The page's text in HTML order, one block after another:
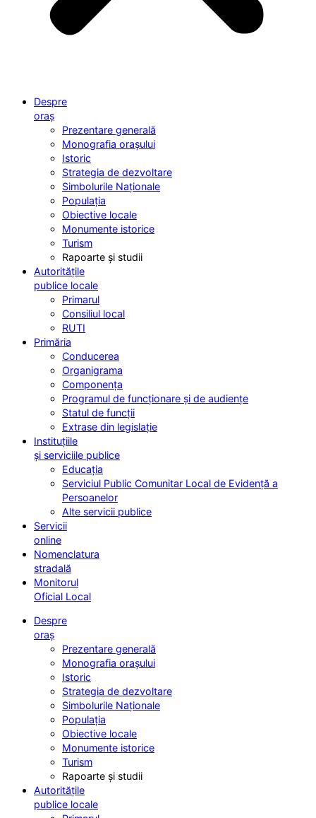
Despre
oraș
Prezentare generală
Monografia orașului
Istoric
Strategia de dezvoltare
Simbolurile Naționale
Populația
Obiective locale
Monumente istorice
Turism
Rapoarte și studii
Autoritățile
publice locale
Primarul
Consiliul local
RUTI
Primăria
Conducerea
Organigrama
Componența
Programul de funcționare și de audiențe
Statul de funcții
Extrase din legislație
Instituțiile
și serviciile publice
Educația
Serviciul Public Comunitar Local de Evidență a
Persoanelor
Alte servicii publice
Servicii
online
Nomenclatura
stradală
Monitorul
Oficial Local
Despre
oraș
Prezentare generală
Monografia orașului
Istoric
Strategia de dezvoltare
Simbolurile Naționale
Populația
Obiective locale
Monumente istorice
Turism
Rapoarte și studii
Autoritățile
publice locale